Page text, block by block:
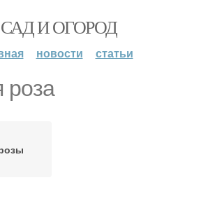
САД И ОГОРОД
новости статьи
роза